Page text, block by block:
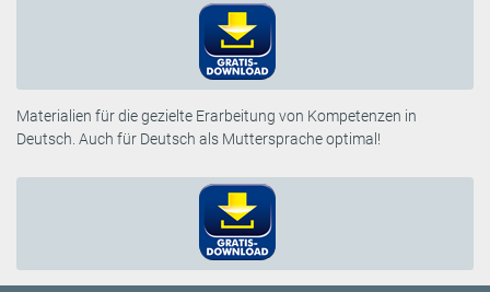
Materialien für die gezielte Erarbeitung von Kompetenzen in
Deutsch. Auch für Deutsch als Muttersprache optimal!